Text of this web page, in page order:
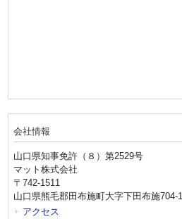
会社情報
山口県知事免許（８）第2529号
マット株式会社
〒742-1511
山口県熊毛郡田布施町大字下田布施704-1
アクセス